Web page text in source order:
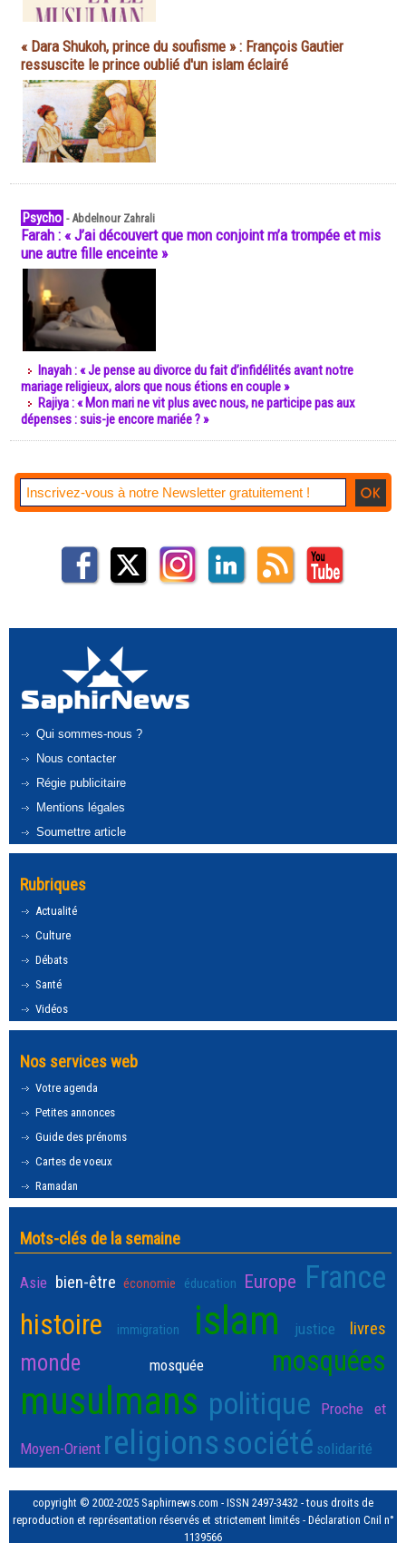
« Dara Shukoh, prince du soufisme » : François Gautier
ressuscite le prince oublié d'un islam éclairé
Psycho -Abdelnour Zahrali
Farah : « J’ai découvert que mon conjoint m’a trompée et mis
une autre fille enceinte »
Inayah : « Je pense au divorce du fait d’infidélités avant notre
mariage religieux, alors que nous étions en couple »
Rajiya : « Mon mari ne vit plus avec nous, ne participe pas aux
dépenses : suis-je encore mariée ? »
Qui sommes-nous ?
Nous contacter
Régie publicitaire
Mentions légales
Soumettre article
Rubriques
Actualité
Culture
Débats
Santé
Vidéos
Nos services web
Votre agenda
Petites annonces
Guide des prénoms
Cartes de voeux
Ramadan
Mots-clés de la semaine
Asie bien-être économie éducation Europe France
histoire immigration islam justice livres
monde mosquée mosquées
musulmans politique Proche et
Moyen-Orient religionssociété solidarité
copyright © 2002-2025 Saphirnews.com - ISSN 2497-3432 - tous droits de
reproduction et représentation réservés et strictement limités - Déclaration Cnil n°
1139566